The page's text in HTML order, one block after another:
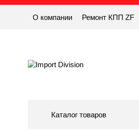
О компании Ремонт КПП ZF
Каталог товаров